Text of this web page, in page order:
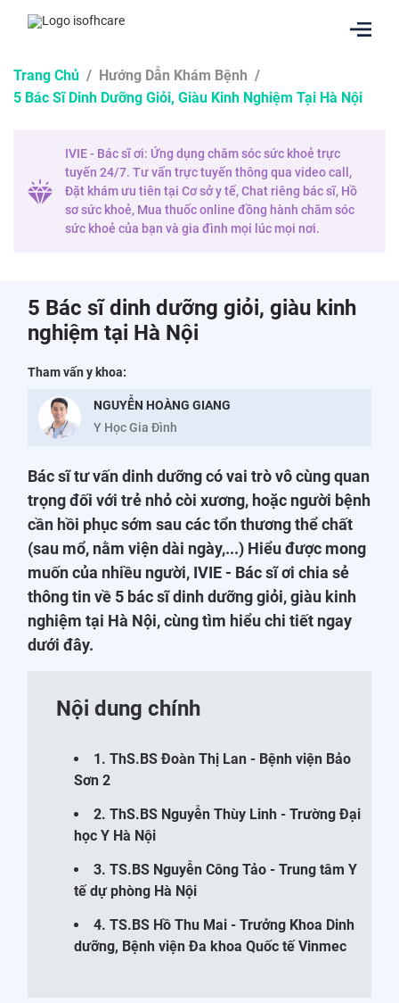
Trang Chủ / Hướng Dẫn Khám Bệnh /
5 Bác Sĩ Dinh Dưỡng Giỏi, Giàu Kinh Nghiệm Tại Hà Nội
IVIE - Bác sĩ ơi: Ứng dụng chăm sóc sức khoẻ trực
tuyến 24/7. Tư vấn trực tuyến thông qua video call,
Đặt khám ưu tiên tại Cơ sở y tế, Chat riêng bác sĩ, Hồ
sơ sức khoẻ, Mua thuốc online đồng hành chăm sóc
sức khoẻ của bạn và gia đình mọi lúc mọi nơi.
5 Bác sĩ dinh dưỡng giỏi, giàu kinh
nghiệm tại Hà Nội
Tham vấn y khoa:
NGUYỄN HOÀNG GIANG
Y Học Gia Đình
Bác sĩ tư vấn dinh dưỡng có vai trò vô cùng quan
trọng đối với trẻ nhỏ còi xương, hoặc người bệnh
cần hồi phục sớm sau các tổn thương thể chất
(sau mổ, nằm viện dài ngày,...) Hiểu được mong
muốn của nhiều người, IVIE - Bác sĩ ơi chia sẻ
thông tin về 5 bác sĩ dinh dưỡng giỏi, giàu kinh
nghiệm tại Hà Nội, cùng tìm hiểu chi tiết ngay
dưới đây.
Nội dung chính
1. ThS.BS Đoàn Thị Lan - Bệnh viện Bảo
Sơn 2
2. ThS.BS Nguyễn Thùy Linh - Trường Đại
học Y Hà Nội
3. TS.BS Nguyễn Công Tảo - Trung tâm Y
tế dự phòng Hà Nội
4. TS.BS Hồ Thu Mai - Trưởng Khoa Dinh
dưỡng, Bệnh viện Đa khoa Quốc tế Vinmec